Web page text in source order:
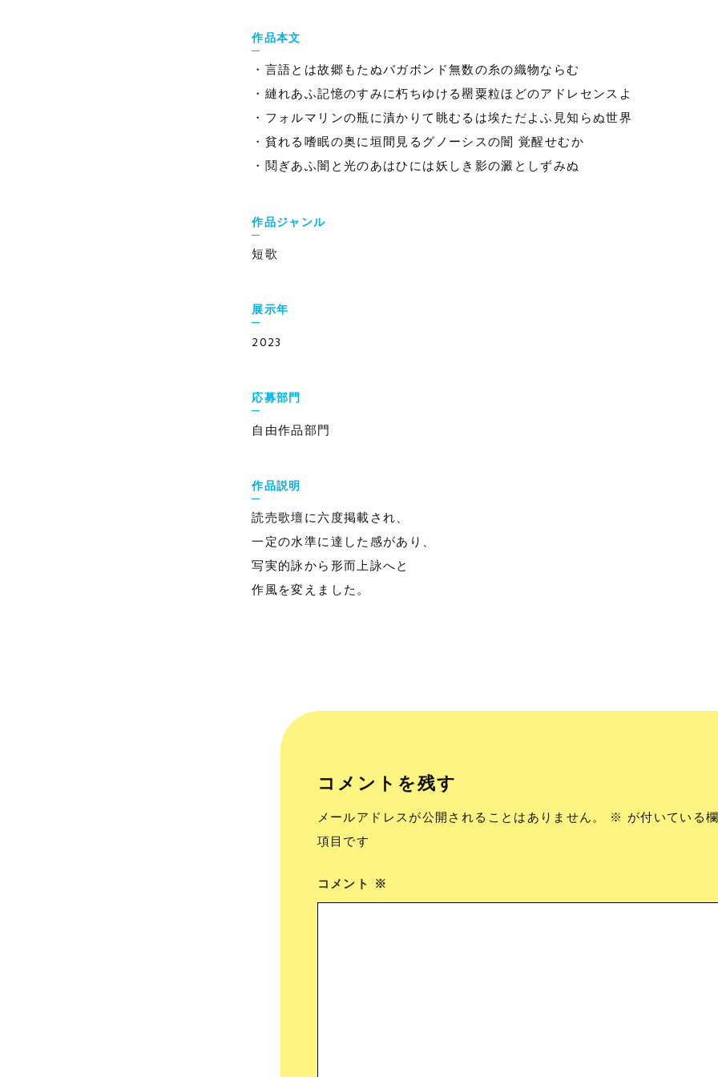
作品本文
・言語とは故郷もたぬバガボンド無数の糸の織物ならむ
・縺れあふ記憶のすみに朽ちゆける罌粟粒ほどのアドレセンスよ
・フォルマリンの瓶に漬かりて眺むるは埃ただよふ見知らぬ世界
・貧れる嗜眠の奥に垣間見るグノーシスの闇 覚醒せむか
・鬩ぎあふ闇と光のあはひには妖しき影の澱としずみぬ
作品ジャンル
短歌
展示年
2023
応募部門
自由作品部門
作品説明
読売歌壇に六度掲載され、
一定の水準に達した感があり、
写実的詠から形而上詠へと
作風を変えました。
コメントを残す
メールアドレスが公開されることはありません。 ※ が付いている
項目です
コメント ※